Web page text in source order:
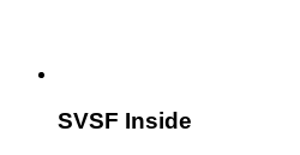
SVSF Inside